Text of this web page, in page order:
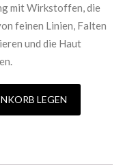
mit Wirkstoffen, die
feinen Linien, Falten
und die Haut
LEGEN